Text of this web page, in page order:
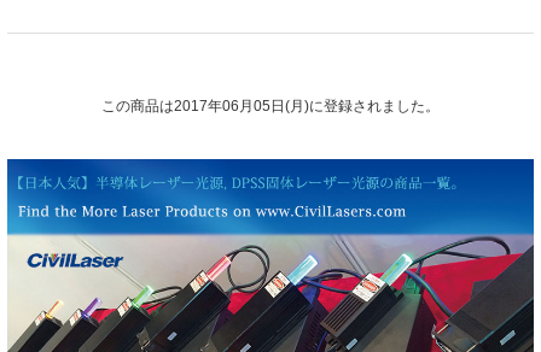
この商品は2017年06月05日(月)に登録されました。